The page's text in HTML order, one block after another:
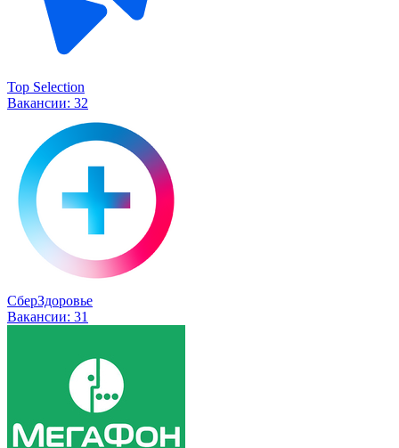
Top Selection
Вакансии: 32
СберЗдоровье
Вакансии: 31